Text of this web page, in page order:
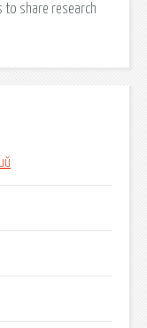
to share research